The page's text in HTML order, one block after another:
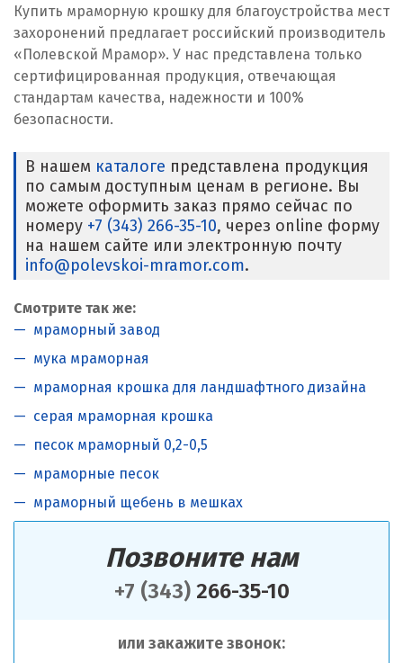
Купить мраморную крошку для благоустройства мест
захоронений предлагает российский производитель
«Полевской Мрамор». У нас представлена только
сертифицированная продукция, отвечающая
стандартам качества, надежности и 100%
безопасности.
В нашем каталоге представлена продукция
по самым доступным ценам в регионе. Вы
можете оформить заказ прямо сейчас по
номеру +7 (343) 266-35-10, через online форму
на нашем сайте или электронную почту
info@polevskoi-mramor.com.
Смотрите так же:
мраморный завод
мука мраморная
мраморная крошка для ландшафтного дизайна
серая мраморная крошка
песок мраморный 0,2-0,5
мраморные песок
мраморный щебень в мешках
Позвоните нам
+7 (343)266-35-10
или закажите звонок: